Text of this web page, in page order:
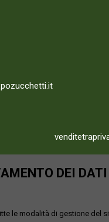
DEI
le modalità di gestione del